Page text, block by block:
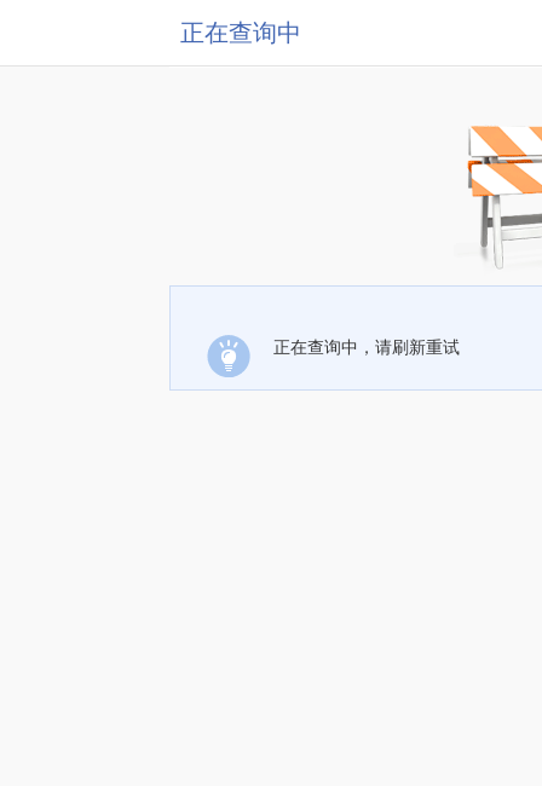
正在查询中
正在查询中，请刷新重试